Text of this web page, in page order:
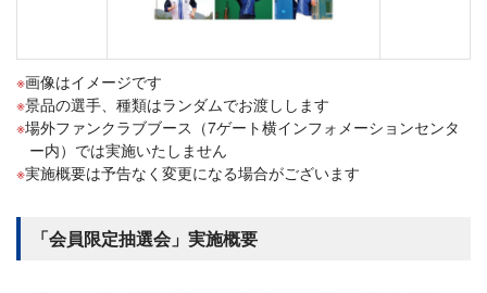
画像はイメージです
景品の選手、種類はランダムでお渡しします
場外ファンクラブブース（7ゲート横インフォメーションセンタ
ー内）では実施いたしません
実施概要は予告なく変更になる場合がございます
「会員限定抽選会」実施概要